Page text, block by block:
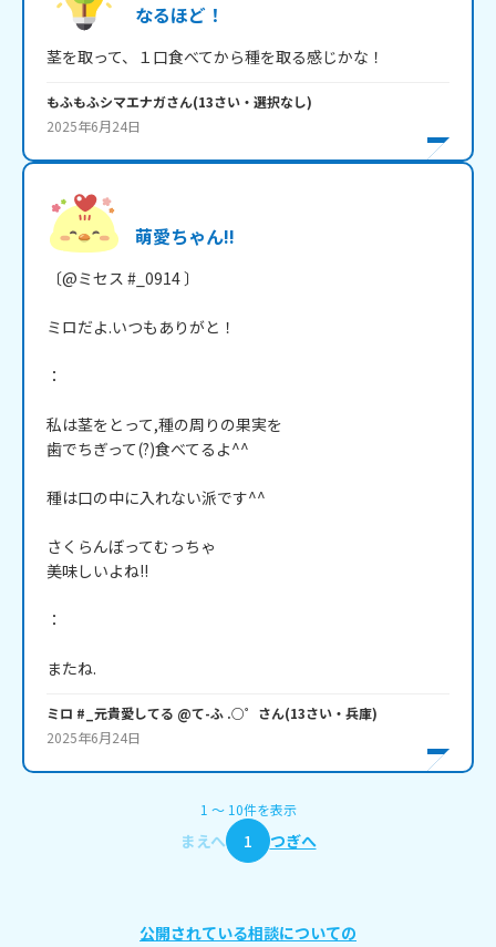
なるほど！
茎を取って、１口食べてから種を取る感じかな！
もふもふシマエナガさん(13さい・ 選択なし)
2025年6月24日
萌愛ちゃん!!
〔@ミセス #_0914 〕
ミロだよ.いつもありがと！
：
私は茎をとって,種の周りの果実を
歯でちぎって(?)食べてるよ^^
種は口の中に入れない派です^^
さくらんぼってむっちゃ
美味しいよね!!
：
またね.
ミロ #_元貴愛してる @て-ふ .○゜ さん(13さい・ 兵庫)
2025年6月24日
1 〜 10件を表示
まえへ 1 つぎへ
公開されている相談についての